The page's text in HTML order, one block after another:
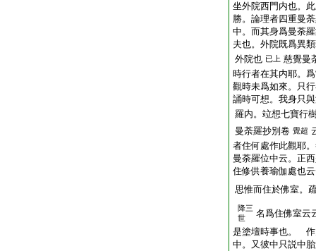
坐外院西門内也。
勝。論理者四重曼
中。而其身爲曼荼
夫也。外院既爲異
外院也 已上 慈覺曼
時行者在其内耶。
觀時未爲如來。只
誦時可想。我身只
羅内。竝想七寶行
曼荼羅抄別卷 覺超
者住何處作此觀耶
曼荼羅位中云。正
住修供養瑜伽處也
思惟而住於佛室。
降三
世
名爲住佛室云
是塗壇時事也。 作
中。又彼中只説中